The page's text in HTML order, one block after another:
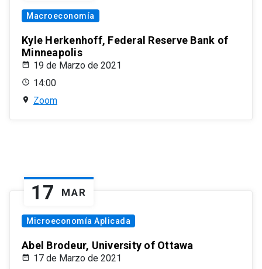
Macroeconomía
Kyle Herkenhoff, Federal Reserve Bank of
Minneapolis
19 de Marzo de 2021
14:00
Zoom
17 MAR
Microeconomía Aplicada
Abel Brodeur, University of Ottawa
17 de Marzo de 2021